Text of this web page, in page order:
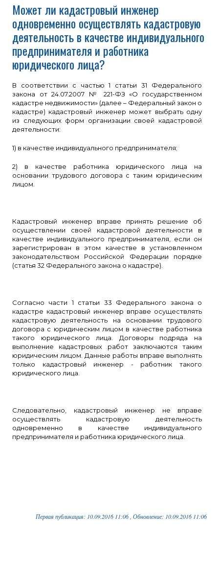
Может ли кадастровый инженер
одновременно осуществлять кадастровую
деятельность в качестве индивидуального
предпринимателя и работника
юридического лица?
В соответствии с частью 1 статьи 31 Федерального
закона от 24.07.2007 № 221-ФЗ «О государственном
кадастре недвижимости» (далее – Федеральный закон о
кадастре) кадастровый инженер может выбрать одну
из следующих форм организации своей кадастровой
деятельности:
1) в качестве индивидуального предпринимателя;
2) в качестве работника юридического лица на
основании трудового договора с таким юридическим
лицом.
Кадастровый инженер вправе принять решение об
осуществлении своей кадастровой деятельности в
качестве индивидуального предпринимателя, если он
зарегистрирован в этом качестве в установленном
законодательством Российской Федерации порядке
(статья 32 Федерального закона о кадастре).
Согласно части 1 статьи 33 Федерального закона о
кадастре кадастровый инженер вправе осуществлять
кадастровую деятельность на основании трудового
договора с юридическим лицом в качестве работника
такого юридического лица. Договоры подряда на
выполнение кадастровых работ заключаются таким
юридическим лицом. Данные работы вправе выполнять
только кадастровый инженер - работник такого
юридического лица.
Следовательно, кадастровый инженер не вправе
осуществлять кадастровую деятельность
одновременно в качестве индивидуального
предпринимателя и работника юридического лица.
Первая публикация: 10.09.2016 11:06 , Обновление: 10.09.2016 11:06